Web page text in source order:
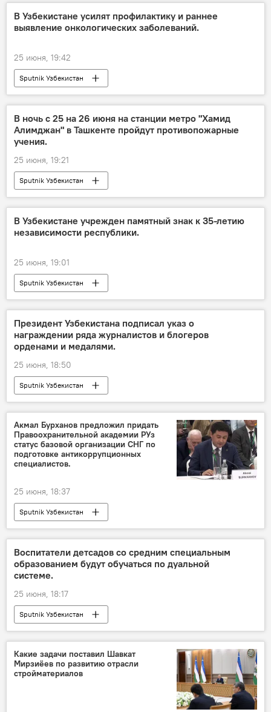
В Узбекистане усилят профилактику и раннее
выявление онкологических заболеваний.
25 июня, 19:42
Sputnik Узбекистан
В ночь с 25 на 26 июня на станции метро "Хамид
Алимджан" в Ташкенте пройдут противопожарные
учения.
25 июня, 19:21
Sputnik Узбекистан
В Узбекистане учрежден памятный знак к 35-летию
независимости республики.
25 июня, 19:01
Sputnik Узбекистан
Президент Узбекистана подписал указ о
награждении ряда журналистов и блогеров
орденами и медалями.
25 июня, 18:50
Sputnik Узбекистан
Акмал Бурханов предложил придать
Правоохранительной академии РУз
статус базовой организации СНГ по
подготовке антикоррупционных
специалистов.
25 июня, 18:37
Sputnik Узбекистан
Воспитатели детсадов со средним специальным
образованием будут обучаться по дуальной
системе.
25 июня, 18:17
Sputnik Узбекистан
Какие задачи поставил Шавкат
Мирзиёев по развитию отрасли
стройматериалов